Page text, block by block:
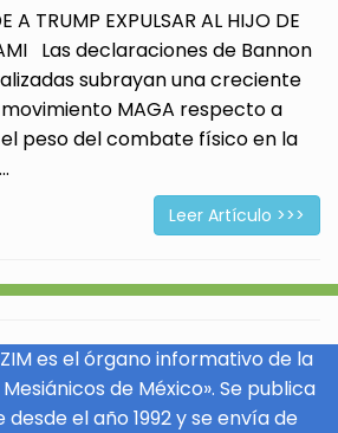
A TRUMP EXPULSAR AL HIJO DE
Las declaraciones de Bannon
subrayan una creciente
MAGA respecto a
peso del combate físico en la
Leer Artículo >>>
es el órgano informativo de la
de México». Se publica
el año 1992 y se envía de